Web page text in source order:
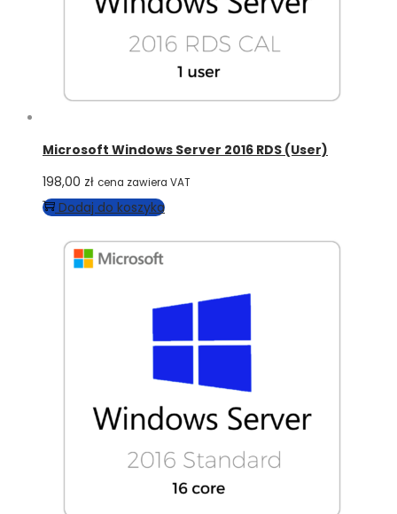
Microsoft Windows Server 2016 RDS (User)
198,00 zł cena zawiera VAT
Dodaj do koszyka